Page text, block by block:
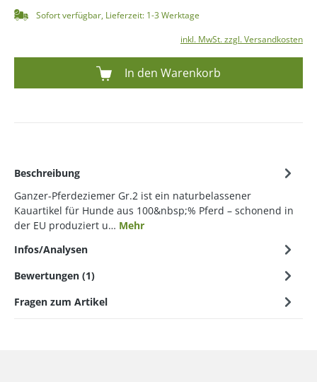
Sofort verfügbar, Lieferzeit: 1-3 Werktage
inkl. MwSt. zzgl. Versandkosten
In den Warenkorb
Beschreibung
Ganzer-Pferdeziemer Gr.2 ist ein naturbelassener
Kauartikel für Hunde aus 100&nbsp;% Pferd – schonend in
der EU produziert u… Mehr
Infos/Analysen
Bewertungen (1)
Fragen zum Artikel